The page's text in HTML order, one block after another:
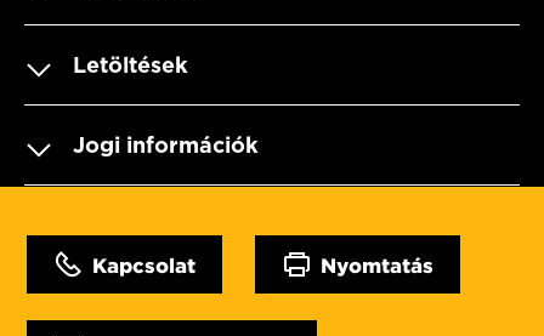
Letöltések
Jogi információk
Kapcsolat Nyomtatás